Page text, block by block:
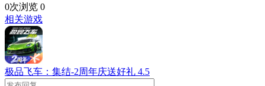
0次浏览 0
相关游戏
极品飞车：集结-2周年庆送好礼 4.5